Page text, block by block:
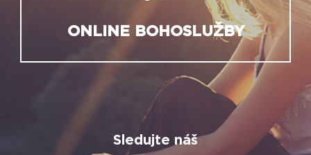
ONLINE BOHOSLUŽBY
Sledujte náš